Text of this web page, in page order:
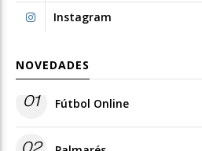
Instagram
NOVEDADES
01 Fútbol Online